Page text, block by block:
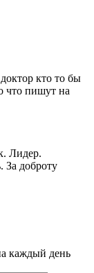
кто то бы
что пишут на
Лидер.
За доброту
каждый день